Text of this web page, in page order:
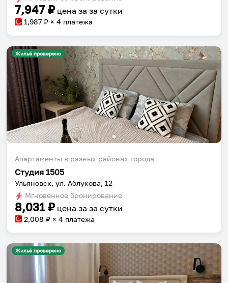
7,947 ₽ цена за за сутки
1,987 ₽ × 4 платежа
Жильё проверено
Апартаменты в разных районах города
Студия 1505
Ульяновск, ул. Аблукова, 12
Мгновенное бронирование
8,031₽ цена за за сутки
2,008 ₽ × 4 платежа
Жильё проверено